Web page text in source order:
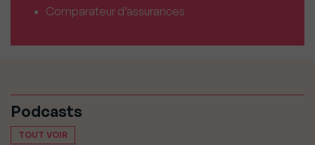
Comparateur d’assurances
Podcasts
TOUT VOIR